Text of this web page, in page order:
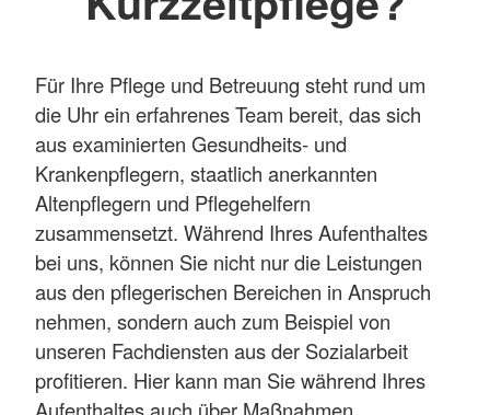
Für Ihre Pflege und Betreuung steht rund um
die Uhr ein erfahrenes Team bereit, das sich
aus examinierten Gesundheits- und
Krankenpflegern, staatlich anerkannten
Altenpflegern und Pflegehelfern
zusammensetzt. Während Ihres Aufenthaltes
bei uns, können Sie nicht nur die Leistungen
aus den pflegerischen Bereichen in Anspruch
nehmen, sondern auch zum Beispiel von
unseren Fachdiensten aus der Sozialarbeit
profitieren. Hier kann man Sie während Ihres